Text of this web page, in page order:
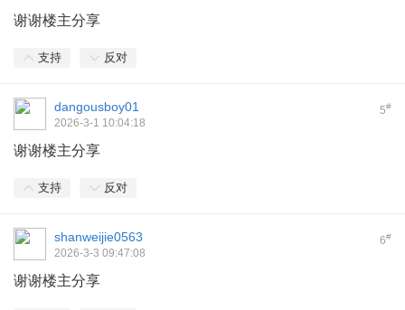
谢谢楼主分享
支持 反对
5#
dangousboy01
2026-3-1 10:04:18
谢谢楼主分享
支持 反对
6#
shanweijie0563
2026-3-3 09:47:08
谢谢楼主分享